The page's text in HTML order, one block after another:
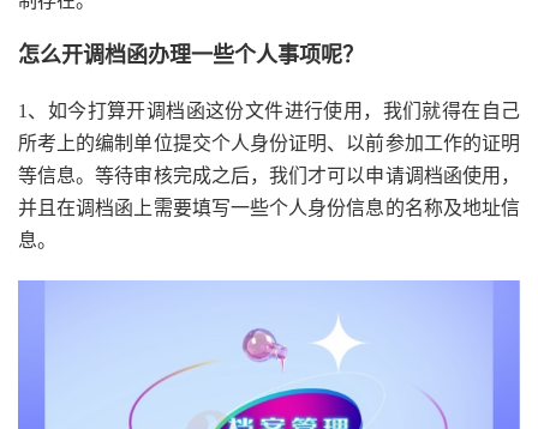
怎么开调档函办理一些个人事项呢？
1、如今打算开调档函这份文件进行使用，我们就得在自己
所考上的编制单位提交个人身份证明、以前参加工作的证明
等信息。等待审核完成之后，我们才可以申请调档函使用，
并且在调档函上需要填写一些个人身份信息的名称及地址信
息。